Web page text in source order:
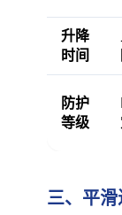
升降
时间
防护
等级
三、平